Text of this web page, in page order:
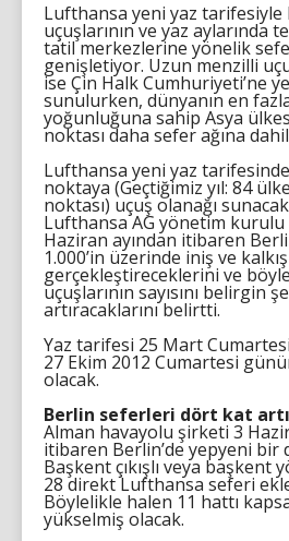
Lufthansa yeni yaz
uçuşlarının ve yaz aylarında
tatil merkezlerine yönelik
genişletiyor. Uzun menzilli
ise Çin Halk Cumhuriyeti’ne
sunulurken, dünyanın en
yoğunluğuna sahip Asya
noktası daha sefer ağına
Lufthansa yeni yaz
noktaya (Geçtiğimiz yıl: 84
noktası) uçuş olanağı
Lufthansa AG yönetim kurulu
Haziran ayından itibaren
1.000’in üzerinde iniş ve kalkış
gerçekleştireceklerini ve
uçuşlarının sayısını belirgin
artıracaklarını belirtti.
Yaz tarifesi 25 Mart
27 Ekim 2012 Cumartesi
olacak.
Berlin seferleri dört kat
Alman havayolu şirketi 3
itibaren Berlin’de yepyeni bir
Başkent çıkışlı veya başkent
28 direkt Lufthansa seferi
Böylelikle halen 11 hattı
yükselmiş olacak.